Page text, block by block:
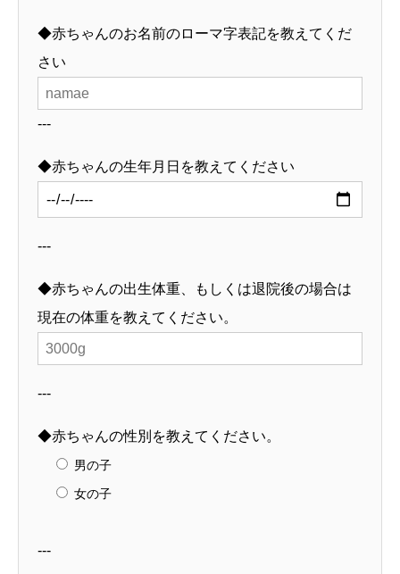
◆赤ちゃんのお名前のローマ字表記を教えてくだ
さい
---
◆赤ちゃんの生年月日を教えてください
---
◆赤ちゃんの出生体重、もしくは退院後の場合は
現在の体重を教えてください。
---
◆赤ちゃんの性別を教えてください。
男の子
女の子
---